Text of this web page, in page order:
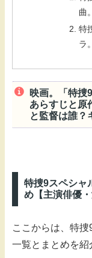
曲。
特
ラ。
映画。「特捜
あらすじと原
と監督は誰？
特捜9スペシャ
め【主演俳優・
ここからは、特
一覧とまとめを紹